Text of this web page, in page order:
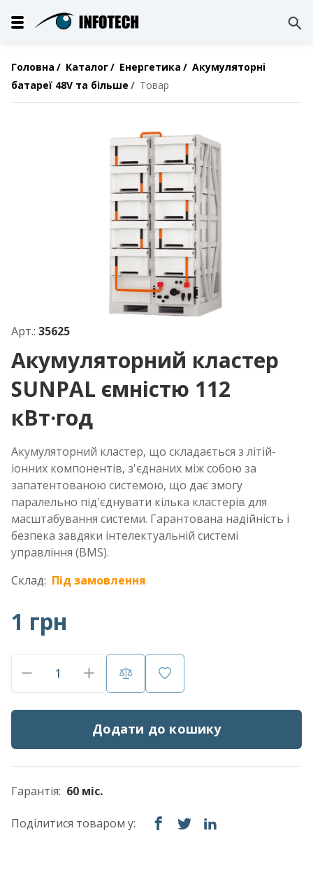
Головна Каталог Енергетика
Акумуляторні
батареї 48V та більше
Товар
Арт.: 35625
Акумуляторний кластер
SUNPAL ємністю 112
кВт·год
Акумуляторний кластер, що складається з літій-
іонних компонентів, з'єднаних між собою за
запатентованою системою, що дає змогу
паралельно під'єднувати кілька кластерів для
масштабування системи. Гарантована надійність і
безпека завдяки інтелектуальній системі
управління (BMS).
Склад: Під замовлення
1 грн
Додати до кошику
Гарантія: 60 міс.
Поділитися товаром у: